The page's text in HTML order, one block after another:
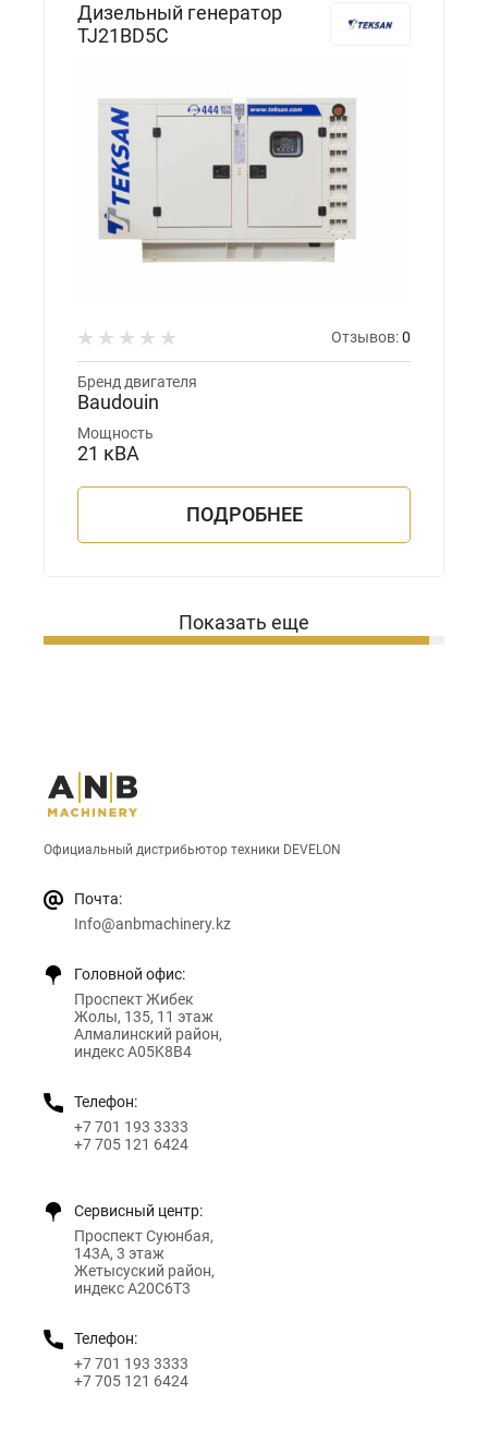
Дизельный генератор
TJ21BD5С
Отзывов:0
Бренд двигателя
Baudouin
Мощность
21 кВА
ПОДРОБНЕЕ
Показать еще
Официальный дистрибьютор техники DEVELON
Почта:
Info@anbmachinery.kz
Головной офис:
Проспект Жибек
Жолы, 135, 11 этаж
Алмалинский район,
индекс A05K8B4
Телефон:
+7 701 193 3333
+7 705 121 6424
Сервисный центр:
Проспект Суюнбая,
143А, 3 этаж
Жетысуский район,
индекс A20C6T3
Телефон:
+7 701 193 3333
+7 705 121 6424